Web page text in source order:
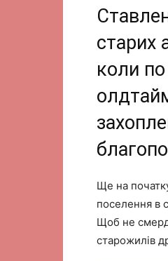
старих
коли
Ще на
поселення в
Щоб не
старожилів